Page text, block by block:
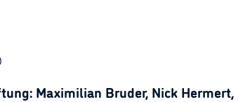
Maximilian Bruder, Nick Hermert,